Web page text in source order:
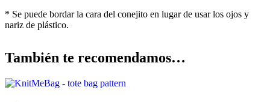
* Se puede bordar la cara del conejito en lugar de usar los ojos y
nariz de plástico.
También te recomendamos…